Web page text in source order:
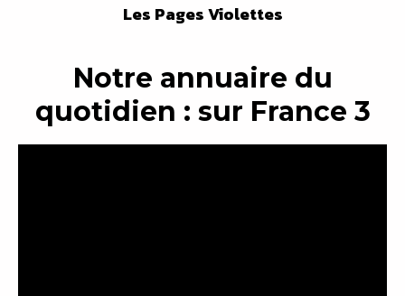
Les Pages Violettes
Notre annuaire du
quotidien : sur France 3